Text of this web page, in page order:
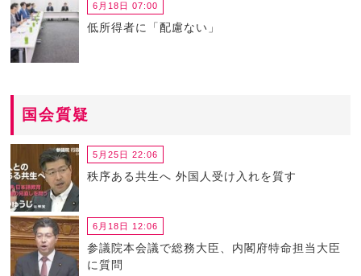
6月18日 07:00
低所得者に「配慮ない」
国会質疑
5月25日 22:06
秩序ある共生へ 外国人受け入れを質す
6月18日 12:06
参議院本会議で総務大臣、内閣府特命担当大臣
に質問